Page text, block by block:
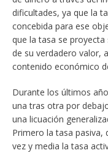
dificultades, ya que la
concebida para ese
que la tasa se
de su verdadero valor,
contenido económico
Durante los últimos
una tras otra por
una licuación
Primero la tasa pasiva,
vez y media la tasa